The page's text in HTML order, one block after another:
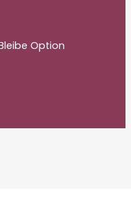
Option